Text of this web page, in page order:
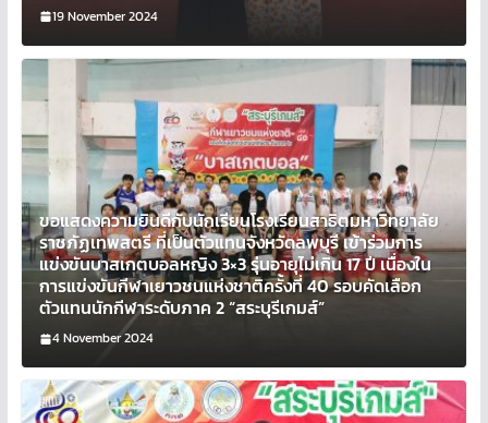
19 November 2024
ขอแสดงความยินดีกับนักเรียนโรงเรียนสาธิตมหาวิทยาลัย
ราชภัฏเทพสตรี ที่เป็นตัวแทนจังหวัดลพบุรี เข้าร่วมการ
แข่งขันบาสเกตบอลหญิง 3×3 รุ่นอายุไม่เกิน 17 ปี เนื่องใน
การแข่งขันกีฬาเยาวชนแห่งชาติครั้งที่ 40 รอบคัดเลือก
ตัวแทนนักกีฬาระดับภาค 2 “สระบุรีเกมส์”
4 November 2024